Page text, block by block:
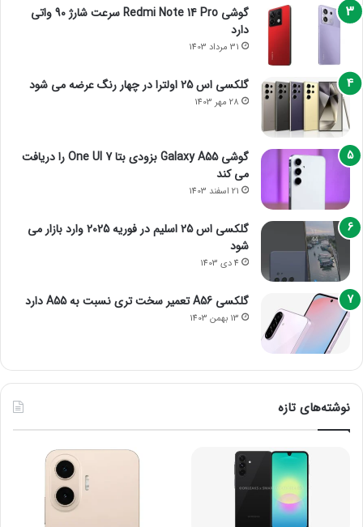
گوشی Redmi Note 14 Pro سرعت شارژ 90 واتی
دارد
31 مرداد 1403
گلکسی اس 25 اولترا در چهار رنگ عرضه می شود
28 مهر 1403
گوشی Galaxy A55 بزودی بتا One UI 7 را دریافت
می کند
21 اسفند 1403
گلکسی اس 25 اسلیم در فوریه 2025 وارد بازار می
شود
4 دی 1403
گلکسی A56 تعمیر سخت تری نسبت به A55 دارد
13 بهمن 1403
نوشته‌های تازه